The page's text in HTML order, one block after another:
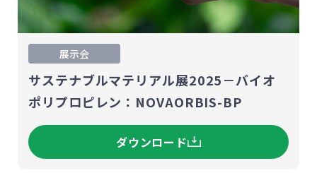
展示会
サステナブルマテリアル展2025－バイオ
ポリプロピレン：NOVAORBIS-BP
ダウンロード